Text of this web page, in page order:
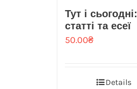
Тут і сьогодні:
статті та есеї
50.00₴
Details